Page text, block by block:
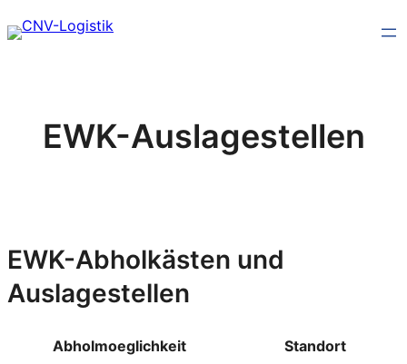
Zum
Inhalt
EWK-Auslagestellen
EWK-Abholkästen und
Auslagestellen
Abholmoeglichkeit Standort